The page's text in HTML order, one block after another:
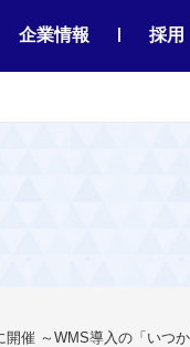
企業情報 | 採用
催 ～WMS導入の「いつ